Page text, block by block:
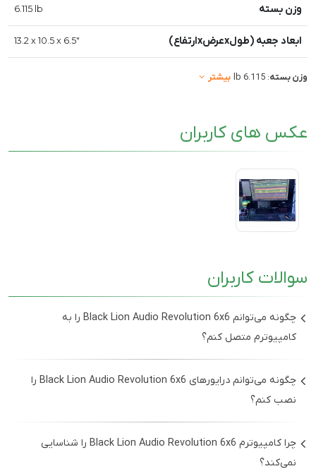
وزن بسته 6.115 lb
ابعاد جعبه (طولxعرضxارتفاع) 13.2 x 10.5 x 6.5"
وزن بسته: 6.115 lb بیشتر
عکس های کاربران
سوالات کاربران
چگونه می‌توانم Black Lion Audio Revolution 6x6 را به
کامپیوترم متصل کنم؟
برای اتصال Black Lion Audio Revolution 6x6 به کامپیوتر،
کارت صدای پیش‌فرض در تنظیمات صدا نمایش داده خواهد
شد.
چگونه می‌توانم درایورهای Black Lion Audio Revolution 6x6 را
نصب کنم؟
برای نصب درایورها، به وبسایت Black Lion Audio بروید و در
چرا کامپیوترم Black Lion Audio Revolution 6x6 را شناسایی
نمی‌کند؟